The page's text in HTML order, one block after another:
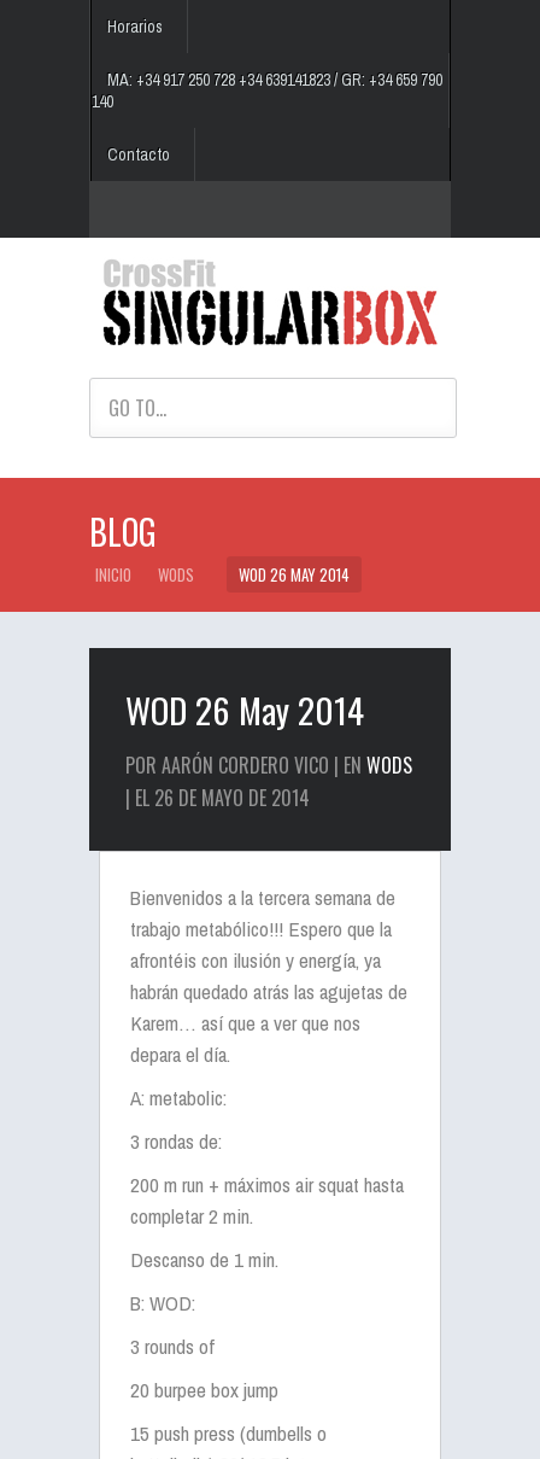
Horarios
MA: +34 917 250 728 +34 639141823 / GR: +34 659 790
140
Contacto
GO TO...
BLOG
INICIO WODS WOD 26 MAY 2014
WOD 26 May 2014
POR AARÓN CORDERO VICO | EN WODS
| EL 26 DE MAYO DE 2014
Bienvenidos a la tercera semana de
trabajo metabólico!!! Espero que la
afrontéis con ilusión y energía, ya
habrán quedado atrás las agujetas de
Karem… así que a ver que nos
depara el día.
A: metabolic:
3 rondas de:
200 m run + máximos air squat hasta
completar 2 min.
Descanso de 1 min.
B: WOD:
3 rounds of
20 burpee box jump
15 push press (dumbells o